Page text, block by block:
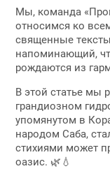
Мы, команда
относимся ко
священные
напоминающий,
рождаются из
В этой статье мы
грандиозном
упомянутом в
народом Саба,
стихиями может
оазис. 🌿💧